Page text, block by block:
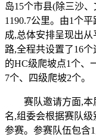
岛15个市县(除三沙
1190.7公里。由1个
成,总体安排呈现出
路,全程共设置了16
的HC级爬坡点1个、
7个、四级爬坡2个。
赛队邀请方面,本
名,组委会根据赛队
参赛。参赛队伍包含